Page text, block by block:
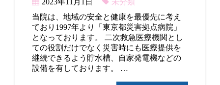
当院は、地域の安全と健康を最優先に考え
ており1997年より「東京都災害拠点病院」
となっております。 二次救急医療機関とし
ての役割だけでなく災害時にも医療提供を
継続できるよう貯水槽、自家発電機などの
設備を有しております。 …